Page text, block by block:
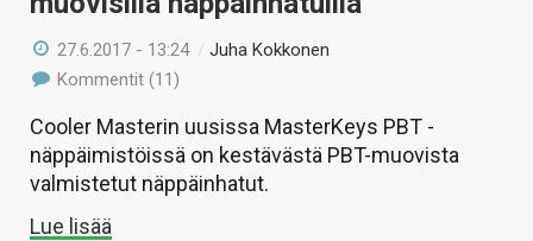
27.6.2017 - 13:24 /Juha Kokkonen
Kommentit (11)
Cooler Masterin uusissa MasterKeys PBT -
näppäimistöissä on kestävästä PBT-muovista
valmistetut näppäinhatut.
Lue lisää